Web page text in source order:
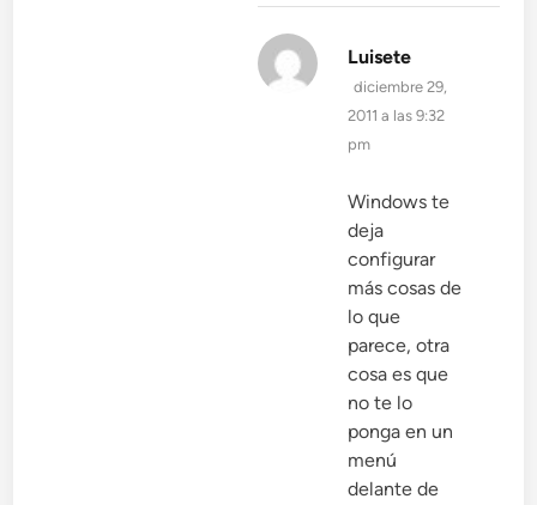
Luisete
diciembre 29,
2011 a las 9:32
pm
Windows te
deja
configurar
más cosas de
lo que
parece, otra
cosa es que
no te lo
ponga en un
menú
delante de